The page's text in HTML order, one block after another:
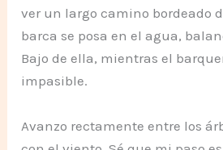
ver un largo camino bordeado
barca se posa en el agua,
Bajo de ella, mientras el
impasible.
Avanzo rectamente entre los